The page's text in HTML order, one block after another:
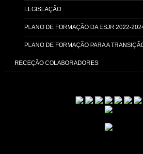
LEGISLAÇÃO
PLANO DE FORMAÇÃO DA ESJR 2022-
PLANO DE FORMAÇÃO PARA A
RECEÇÃO COLABORADORES